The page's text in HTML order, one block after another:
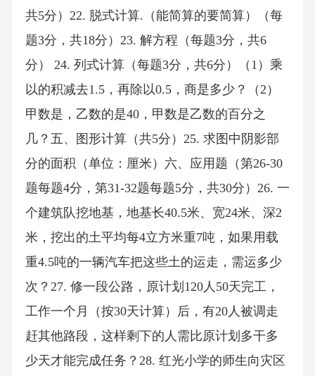
共5分）22. 脱式计算.（能简算的要简算）（每
题3分，共18分）23. 解方程（每题3分，共6
分） 24. 列式计算（每题3分，共6分）（1）乘
以的积减去1.5，再除以0.5，商是多少？（2）
甲数是，乙数的是40，甲数是乙数的百分之
几？五、图形计算（共5分）25. 求图中阴影部
分的面积（单位：厘米）六、应用题（第26-30
题每题4分，第31-32题每题5分，共30分）26. 一
个建筑队挖地基，地基长40.5米、宽24米、深2
米，挖出的土平均每4立方米重7吨，如果用载
重4.5吨的一辆汽车把这些土的运走，需运多少
次？27. 修一段公路，原计划120人50天完工，
工作一个月（按30天计算）后，有20人被调走
赶其他路段，这样剩下的人需比原计划多干多
少天才能完成任务？28. 红光小学的师生向灾区